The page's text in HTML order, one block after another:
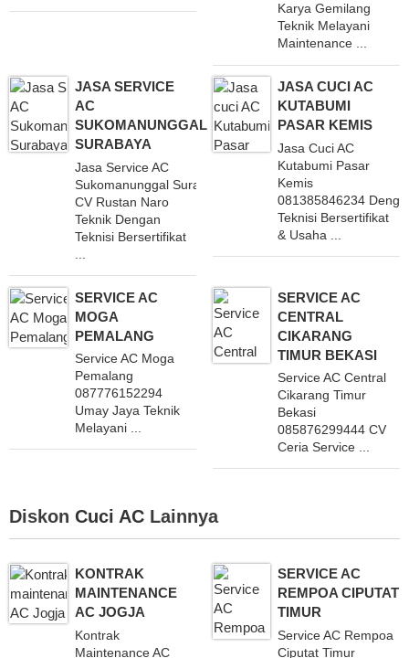
Karya Gemilang
Teknik Melayani
Maintenance ...
JASA SERVICE
AC
SUKOMANUNGGAL
SURABAYA
Jasa Service AC
Sukomanunggal Surabaya 082233579779
CV Rustan Naro
Teknik Dengan
Teknisi Bersertifikat
JASA CUCI AC
KUTABUMI
PASAR KEMIS
Jasa Cuci AC
Kutabumi Pasar
Kemis
081385846234
Teknisi Bersertifikat
& Usaha ...
SERVICE AC
MOGA
PEMALANG
Service AC Moga
Pemalang
087776152294
Umay Jaya Teknik
Melayani ...
SERVICE AC
CENTRAL
CIKARANG
TIMUR BEKASI
Service AC Central
Cikarang Timur
Bekasi
085876299444 CV
Ceria Service ...
Diskon Cuci AC Lainnya
KONTRAK
MAINTENANCE
AC JOGJA
Kontrak
Maintenance AC
SERVICE AC
REMPOA CIPUTAT
TIMUR
Service AC Rempoa
Ciputat Timur